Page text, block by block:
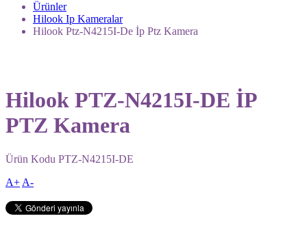
Ürünler
Hilook Ip Kameralar
Hilook Ptz-N4215I-De İp Ptz Kamera
Hilook PTZ-N4215I-DE İP
PTZ Kamera
Ürün Kodu PTZ-N4215I-DE
A+ A-